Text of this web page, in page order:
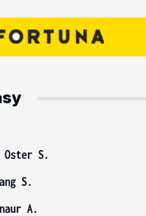
Oster S.
S.
A.